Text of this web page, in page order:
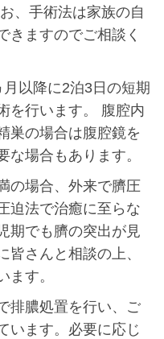
、手術法は家族の自
きますのでご相談く
以降に2泊3日の短期
を行います。 腹腔内
巣の場合は腹腔鏡を
な場合もあります。
の場合、外来で臍圧
迫法で治癒に至らな
期でも臍の突出が見
皆さんと相談の上、
ます。
排膿処置を行い、ご
います。必要に応じ